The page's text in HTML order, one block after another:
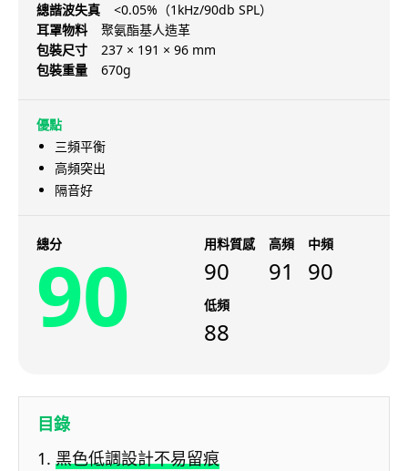
總諧波失真
<0.05%（1kHz/90db SPL）
耳罩物料
聚氨酯基人造革
包裝尺寸
237 × 191 × 96 mm
包裝重量
670g
優點
三頻平衡
高頻突出
隔音好
總分
90 用料質感
90
高頻
91
中頻
90
低頻
88
目錄
黑色低調設計不易留痕